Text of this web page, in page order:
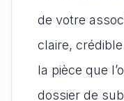
p
p
o
o
k
d
o
n
er
de votre
claire,
la pièce que
dossier de